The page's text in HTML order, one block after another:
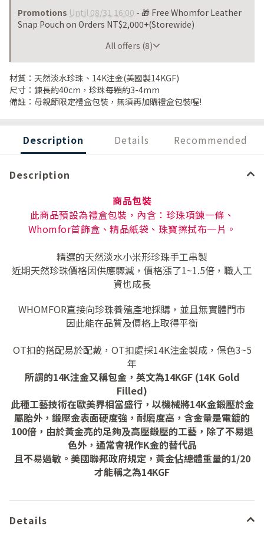
Promotions Until 08/31 16:00 - 🎁 Free Whomfor Leather
Snap Pouch on Orders NT$2,000+(Storewide)
All offers (8)
材質：天然淡水珍珠、14K注金(美國製14KGF)
尺寸：鍊長約40cm，珍珠每顆約3-4mm
備註：母親節限定禮盒包裝，無須再加購禮盒包裝喔!
Description Details Recommended
Description
商品包裝
此商品預設為禮盒包裝，內含：珍珠項鍊一條、
Whomfor首飾盒、精品紙袋、珠寶擦拭布一片。
精選的天然淡水小米形珍珠手工串製
近期天然珍珠價格因供應驟減，價格漲了1~1.5倍，職人工
資也成長
WHOMFOR直接向珍珠養殖產地採購，並且無實體門市
因此能在品質及價格上取得平衡
OT扣的搭配易於配戴，OT扣處採14K注金製成，保色3~5
年
所謂的14K注金又稱包金，英文為14KGF (14K Gold
Filled)
此種工藝技術在歐美界相當盛行，以機械將14K金鍛壓於金
屬胎外，鍛壓金表面硬度強，耐磨度高，含金量是電鍍的
100倍，由於黃金亮的足夠及高壓鍛壓的工藝，除了不易退
色外，通常會視作K金的替代品
且不易過敏。美國聯邦政府規定，黃金佔總體重量的1/20
才能稱之為14KGF
Details